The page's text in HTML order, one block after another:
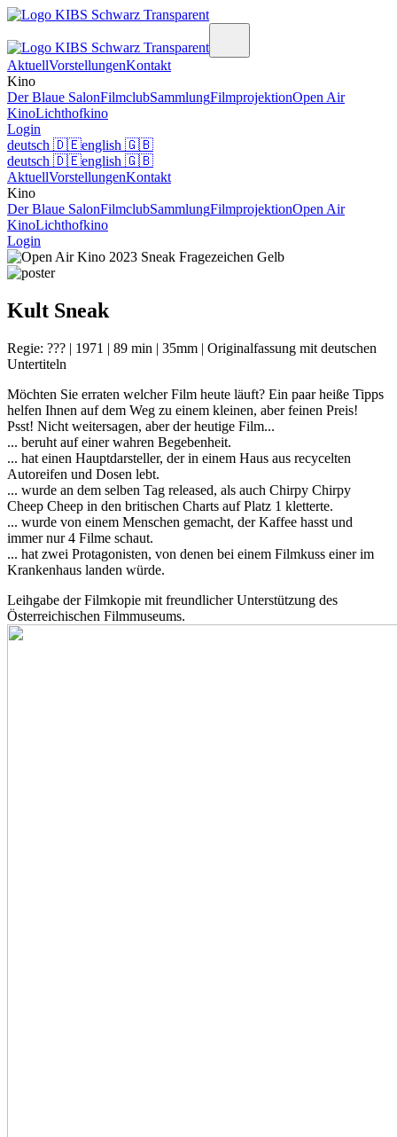
AktuellVorstellungenKontakt
Kino
Der Blaue SalonFilmclubSammlungFilmprojektionOpen Air
KinoLichthofkino
Login
deutsch 🇩🇪english 🇬🇧
deutsch 🇩🇪english 🇬🇧
AktuellVorstellungenKontakt
Kino
Der Blaue SalonFilmclubSammlungFilmprojektionOpen Air
KinoLichthofkino
Login
Kult Sneak
Regie: ??? | 1971 | 89 min | 35mm | Originalfassung mit deutschen
Untertiteln
Möchten Sie erraten welcher Film heute läuft? Ein paar heiße Tipps
helfen Ihnen auf dem Weg zu einem kleinen, aber feinen Preis!
Psst! Nicht weitersagen, aber der heutige Film...
... beruht auf einer wahren Begebenheit.
... hat einen Hauptdarsteller, der in einem Haus aus recycelten
Autoreifen und Dosen lebt.
... wurde an dem selben Tag released, als auch Chirpy Chirpy
Cheep Cheep in den britischen Charts auf Platz 1 kletterte.
... wurde von einem Menschen gemacht, der Kaffee hasst und
immer nur 4 Filme schaut.
... hat zwei Protagonisten, von denen bei einem Filmkuss einer im
Krankenhaus landen würde.
Leihgabe der Filmkopie mit freundlicher Unterstützung des
Österreichischen Filmmuseums.